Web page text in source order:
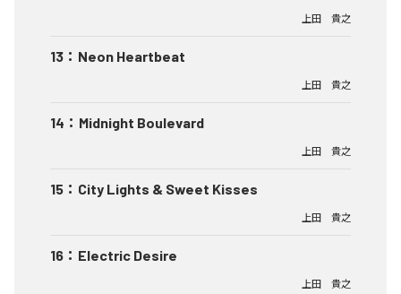
上田 貴之
13 ： Neon Heartbeat
上田 貴之
14 ： Midnight Boulevard
上田 貴之
15 ： City Lights & Sweet Kisses
上田 貴之
16 ： Electric Desire
上田 貴之